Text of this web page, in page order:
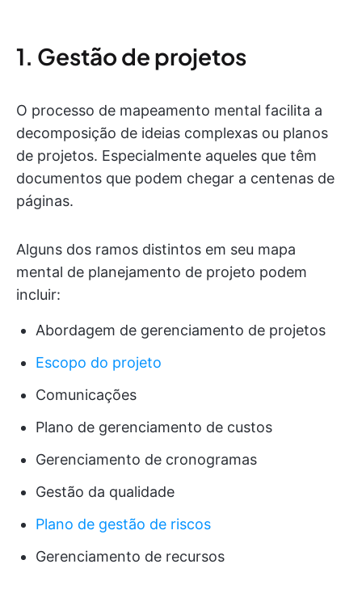
1. Gestão de projetos
O processo de mapeamento mental facilita a
decomposição de ideias complexas ou planos
de projetos. Especialmente aqueles que têm
documentos que podem chegar a centenas de
páginas.
Alguns dos ramos distintos em seu mapa
mental de planejamento de projeto podem
incluir:
Abordagem de gerenciamento de projetos
Escopo do projeto
Comunicações
Plano de gerenciamento de custos
Gerenciamento de cronogramas
Gestão da qualidade
Plano de gestão de riscos
Gerenciamento de recursos